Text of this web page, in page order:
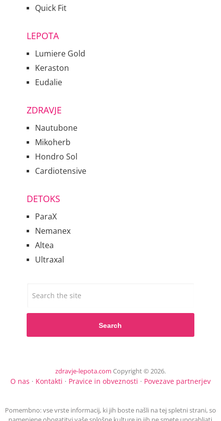
Quick Fit
LEPOTA
Lumiere Gold
Keraston
Eudalie
ZDRAVJE
Nautubone
Mikoherb
Hondro Sol
Cardiotensive
DETOKS
ParaX
Nemanex
Altea
Ultraxal
Search
zdravje-lepota.com Copyright © 2026.
O nas · Kontakti · Pravice in obveznosti · Povezave partnerjev
Pomembno: vse vrste informacij, ki jih boste našli na tej spletni strani, so